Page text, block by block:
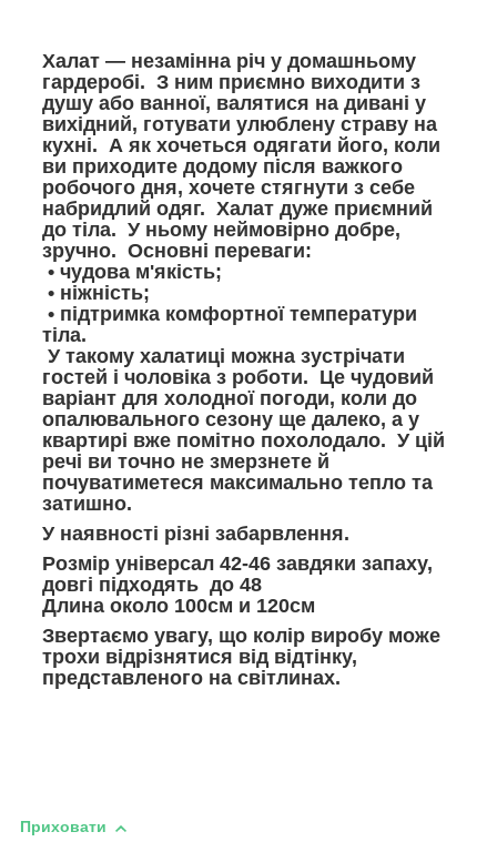
Халат — незамінна річ у домашньому
гардеробі. З ним приємно виходити з
душу або ванної, валятися на дивані у
вихідний, готувати улюблену страву на
кухні. А як хочеться одягати його, коли
ви приходите додому після важкого
робочого дня, хочете стягнути з себе
набридлий одяг. Халат дуже приємний
до тіла. У ньому неймовірно добре,
зручно. Основні переваги:
• чудова м'якість;
• ніжність;
• підтримка комфортної температури
тіла.
У такому халатиці можна зустрічати
гостей і чоловіка з роботи. Це чудовий
варіант для холодної погоди, коли до
опалювального сезону ще далеко, а у
квартирі вже помітно похолодало. У цій
речі ви точно не змерзнете й
почуватиметеся максимально тепло та
затишно.
У наявності різні забарвлення.
Розмір універсал 42-46 завдяки запаху,
довгі підходять до 48
Длина около 100см и 120см
Звертаємо увагу, що колір виробу може
трохи відрізнятися від відтінку,
представленого на світлинах.
Приховати